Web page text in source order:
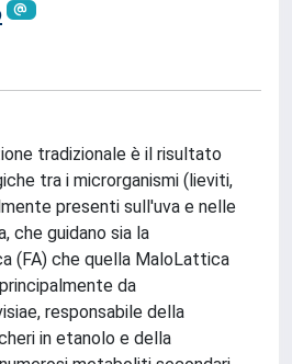
tradizionale è il risultato
tra i microrganismi (lieviti,
presenti sull'uva e nelle
che guidano sia la
(FA) che quella MaloLattica
da
responsabile della
in etanolo e della